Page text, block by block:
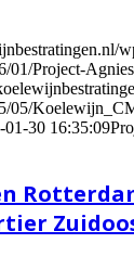
01/Project-
05/
01-30 16:35:09